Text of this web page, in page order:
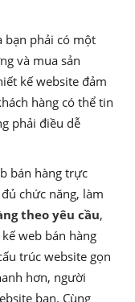
bạn phải có một
và mua sản
kế website đảm
hàng có thể tin
phải điều dễ
bán hàng trực
chức năng, làm
theo yêu cầu,
web bán hàng
trúc website gọn
hơn, người
bạn. Cùng